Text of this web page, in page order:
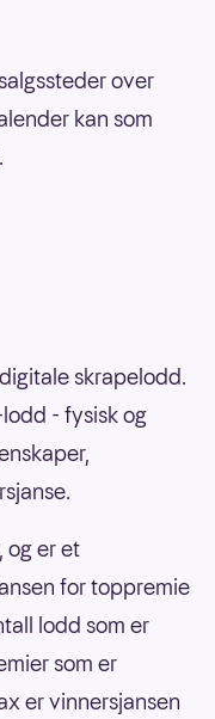
over
kan som
skrapelodd.
- fysisk og
og er et
for toppremie
lodd som er
som er
er vinnersjansen